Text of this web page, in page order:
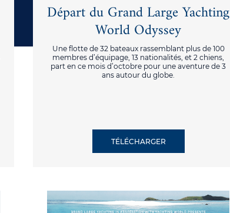
Départ du Grand Large Yachting
World Odyssey
Une flotte de 32 bateaux rassemblant plus de 100
membres d’équipage, 13 nationalités, et 2 chiens,
part en ce mois d’octobre pour une aventure de 3
ans autour du globe.
TÉLÉCHARGER